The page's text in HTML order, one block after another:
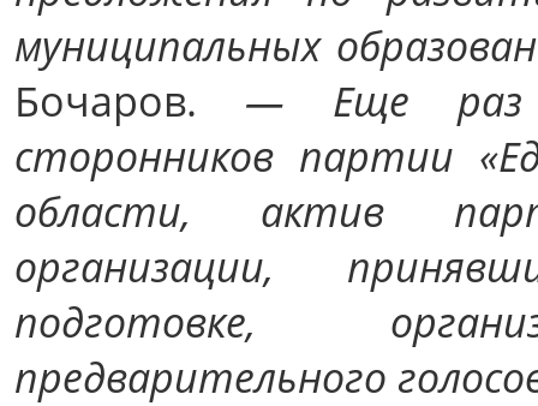
муниципальных
Бочаров. — Еще раз
сторонников партии
области, актив
организации,
подготовке,
предварительного